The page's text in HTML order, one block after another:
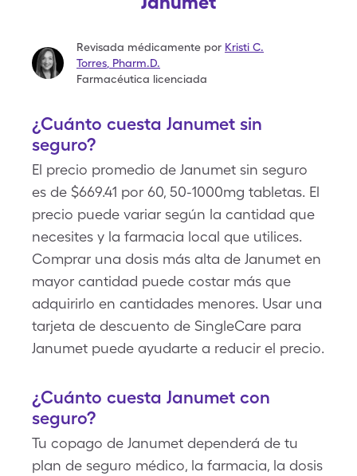
Revisada médicamente por Kristi C.
Torres Pharm.D.
Farmacéutica licenciada
¿Cuánto cuesta Janumet sin
seguro?
El precio promedio de Janumet sin seguro
es de $669.41 por 60, 50-1000mg tabletas. El
precio puede variar según la cantidad que
necesites y la farmacia local que utilices.
Comprar una dosis más alta de Janumet en
mayor cantidad puede costar más que
adquirirlo en cantidades menores. Usar una
tarjeta de descuento de SingleCare para
Janumet puede ayudarte a reducir el precio.
¿Cuánto cuesta Janumet con
seguro?
Tu copago de Janumet dependerá de tu
plan de seguro médico, la farmacia, la dosis